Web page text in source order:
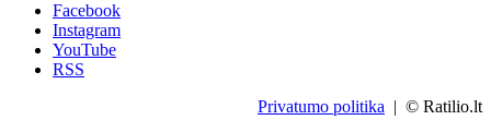
Facebook
Instagram
YouTube
RSS
Privatumo politika | © Ratilio.lt